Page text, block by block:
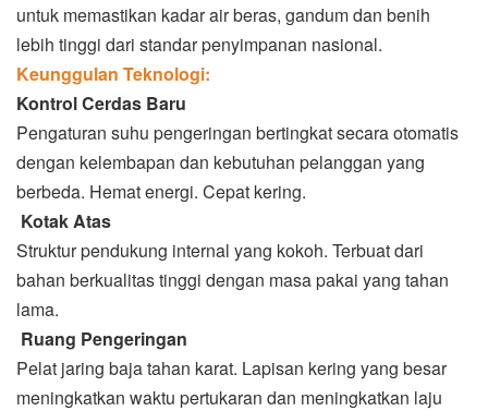
untuk memastikan kadar air beras, gandum dan benih
lebih tinggi dari standar penyimpanan nasional.
Keunggulan Teknologi:
Kontrol Cerdas Baru
Pengaturan suhu pengeringan bertingkat secara otomatis
dengan kelembapan dan kebutuhan pelanggan yang
berbeda. Hemat energi. Cepat kering.
Kotak Atas
Struktur pendukung internal yang kokoh. Terbuat dari
bahan berkualitas tinggi dengan masa pakai yang tahan
lama.
Ruang Pengeringan
Pelat jaring baja tahan karat. Lapisan kering yang besar
meningkatkan waktu pertukaran dan meningkatkan laju